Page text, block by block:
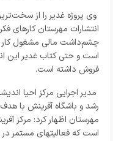
وی پروژه غدیر را از
انتشارات مهرستان کارهای
چشم‌داشت مالی مشغول کار
است و حتی کتاب غدیر این
فروش داشته است.
مدیر اجرایی مرکز احیا
رشد و باشگاه آفرینش با
مهرستان اظهار کرد: مرکز
است که فعالیتهای مستمر در